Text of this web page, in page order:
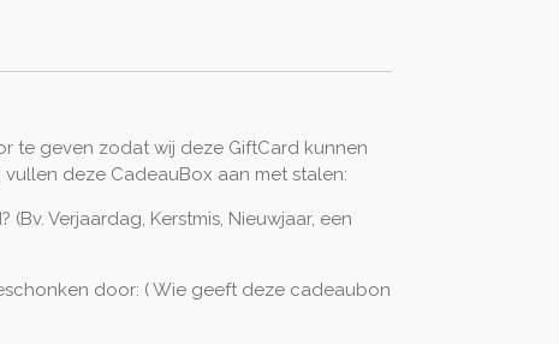
te geven zodat wij deze GiftCard kunnen
deze CadeauBox aan met stalen:
Verjaardag, Kerstmis, Nieuwjaar, een
door: ( Wie geeft deze cadeaubon